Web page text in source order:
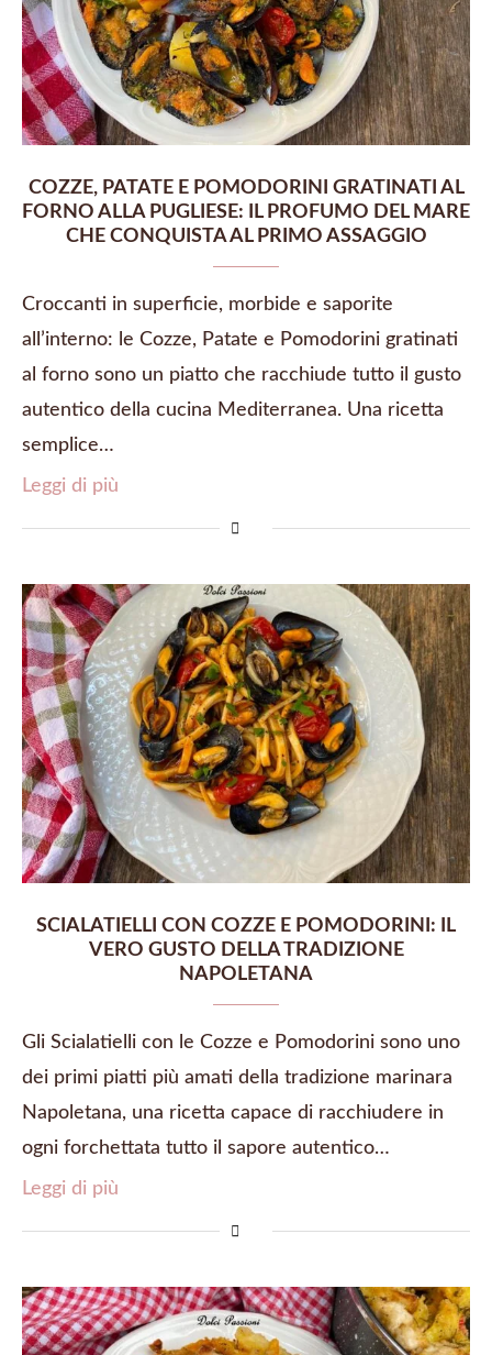
COZZE, PATATE E POMODORINI GRATINATI AL
FORNO ALLA PUGLIESE: IL PROFUMO DEL MARE
CHE CONQUISTA AL PRIMO ASSAGGIO
Croccanti in superficie, morbide e saporite
all’interno: le Cozze, Patate e Pomodorini gratinati
al forno sono un piatto che racchiude tutto il gusto
autentico della cucina Mediterranea. Una ricetta
semplice…
Leggi di più
SCIALATIELLI CON COZZE E POMODORINI: IL
VERO GUSTO DELLA TRADIZIONE
NAPOLETANA
Gli Scialatielli con le Cozze e Pomodorini sono uno
dei primi piatti più amati della tradizione marinara
Napoletana, una ricetta capace di racchiudere in
ogni forchettata tutto il sapore autentico…
Leggi di più